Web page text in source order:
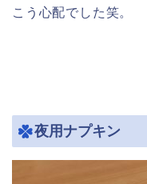
こう心配でした笑。
夜用ナプキン